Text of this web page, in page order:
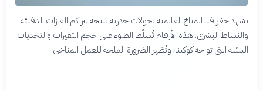
تشهد جغرافيا المناخ العالمية تحولات جذرية نتيجة لتراكم الغازات الدفيئة
والنشاط البشري. هذه الأرقام تُسلّط الضوء على حجم التغيرات والتحديات
البيئية التي تواجه كوكبنا، وتُظهر الضرورة الملحة للعمل المناخي.